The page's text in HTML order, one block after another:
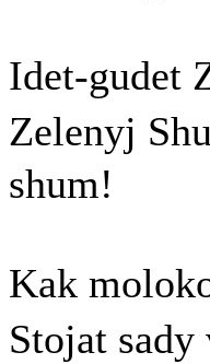
Idet-gudet
Zelenyj
shum!
Kak
Stojat sady